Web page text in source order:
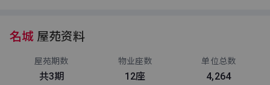
名城 屋苑资料
屋苑期数
共3期
物业座数
12座
单位总数
4,264